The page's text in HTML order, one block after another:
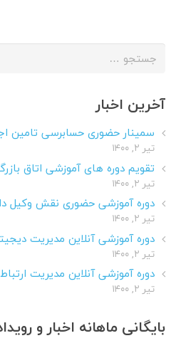
جستجو
آخرین اخبار
سمینار حضوری حسابرسی تامین
تیر ۲, ۱۴۰۰
تقویم دوره های آموزشی اتاق بازرگانی
تیر ۲, ۱۴۰۰
دوره آموزشی حضوری نقش وکیل
تیر ۲, ۱۴۰۰
دوره آموزشی آنلاین مدیریت
تیر ۲, ۱۴۰۰
دوره آموزشی آنلاین مدیریت
تیر ۲, ۱۴۰۰
بایگانی ماهانه اخبار و